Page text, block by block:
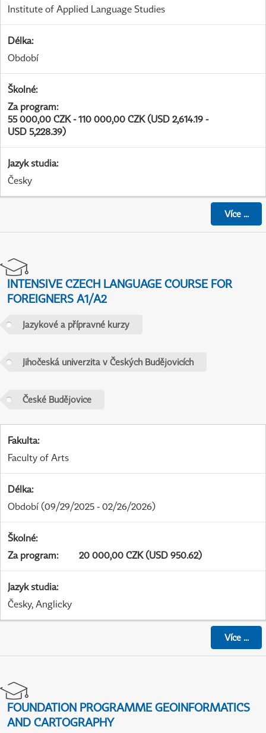
Institute of Applied Language Studies
Délka:
Období
Školné:
Za program:
55 000,00 CZK - 110 000,00 CZK (USD 2,614.19 -
USD 5,228.39)
Jazyk studia:
Česky
Více...
INTENSIVE CZECH LANGUAGE COURSE FOR
FOREIGNERS A1/A2
Jazykové a přípravné kurzy
Jihočeská univerzita v Českých Budějovicích
České Budějovice
Fakulta:
Faculty of Arts
Délka:
Období (09/29/2025 - 02/26/2026)
Školné:
Za program: 20 000,00 CZK (USD 950.62)
Jazyk studia:
Česky, Anglicky
Více...
FOUNDATION PROGRAMME GEOINFORMATICS
AND CARTOGRAPHY